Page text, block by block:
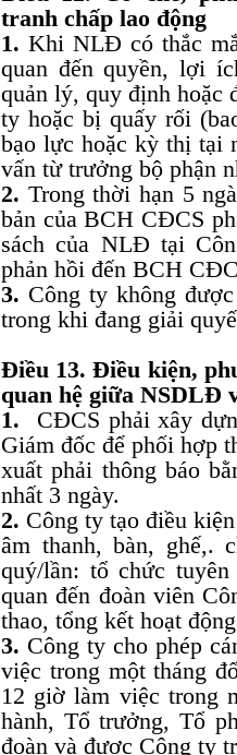
tranh chấp lao động
1. Khi NLĐ có thắc
quan đến quyền, lợi
quản lý, quy định hoặc
ty hoặc bị quấy rối
bạo lực hoặc kỳ thị tại
vấn từ trưởng bộ phận
2. Trong thời hạn 5
bản của BCH CĐCS
sách của NLĐ tại
phản hồi đến BCH
3. Công ty không
trong khi đang giải
Điều 13.Điều kiện,
quan hệ giữa NSDLĐ
1. CĐCS phải xây
Giám đốc để phối hợp
xuất phải thông báo
nhất 3 ngày.
2. Công ty tạo điều
âm thanh, bàn, ghế,.
quý/lần: tổ chức
quan đến đoàn viên
thao, tổng kết hoạt
3. Công ty cho phép
việc trong một tháng
12 giờ làm việc trong
hành, Tổ trưởng, Tổ
đoàn và được Công ty